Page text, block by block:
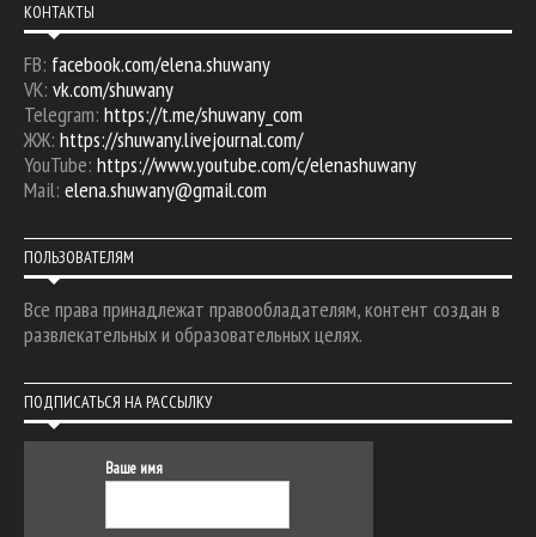
КОНТАКТЫ
FB: facebook.com/elena.shuwany
VK: vk.com/shuwany
Telegram: https://t.me/shuwany_com
ЖЖ: https://shuwany.livejournal.com/
YouTube: https://www.youtube.com/c/elenashuwany
Mail: elena.shuwany@gmail.com
ПОЛЬЗОВАТЕЛЯМ
Все права принадлежат правообладателям, контент создан в
развлекательных и образовательных целях.
ПОДПИСАТЬСЯ НА РАССЫЛКУ
Ваше имя